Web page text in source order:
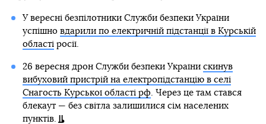
У вересні безпілотники Служби безпеки України
успішно вдарили по електричній підстанції в Курській
області росії.
26 вересня дрон Служби безпеки України скинув
вибуховий пристрій на електропідстанцію в селі
Снагость Курської області рф . Через це там стався
блекаут — без світла залишилися сім населених
пунктів.